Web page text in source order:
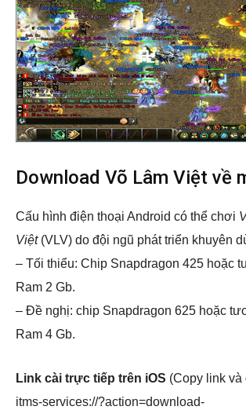
Download Võ Lâm Việt về
Cấu hình điện thoại Android có thể chơi
Việt(VLV) do đội ngũ phát triển khuyên
– Tối thiểu: Chip Snapdragon 425 hoặc
Ram 2 Gb.
– Đề nghị: chip Snapdragon 625 hoặc
Ram 4 Gb.
Link cài trực tiếp trên iOS (Copy link và
itms-services://?action=download-